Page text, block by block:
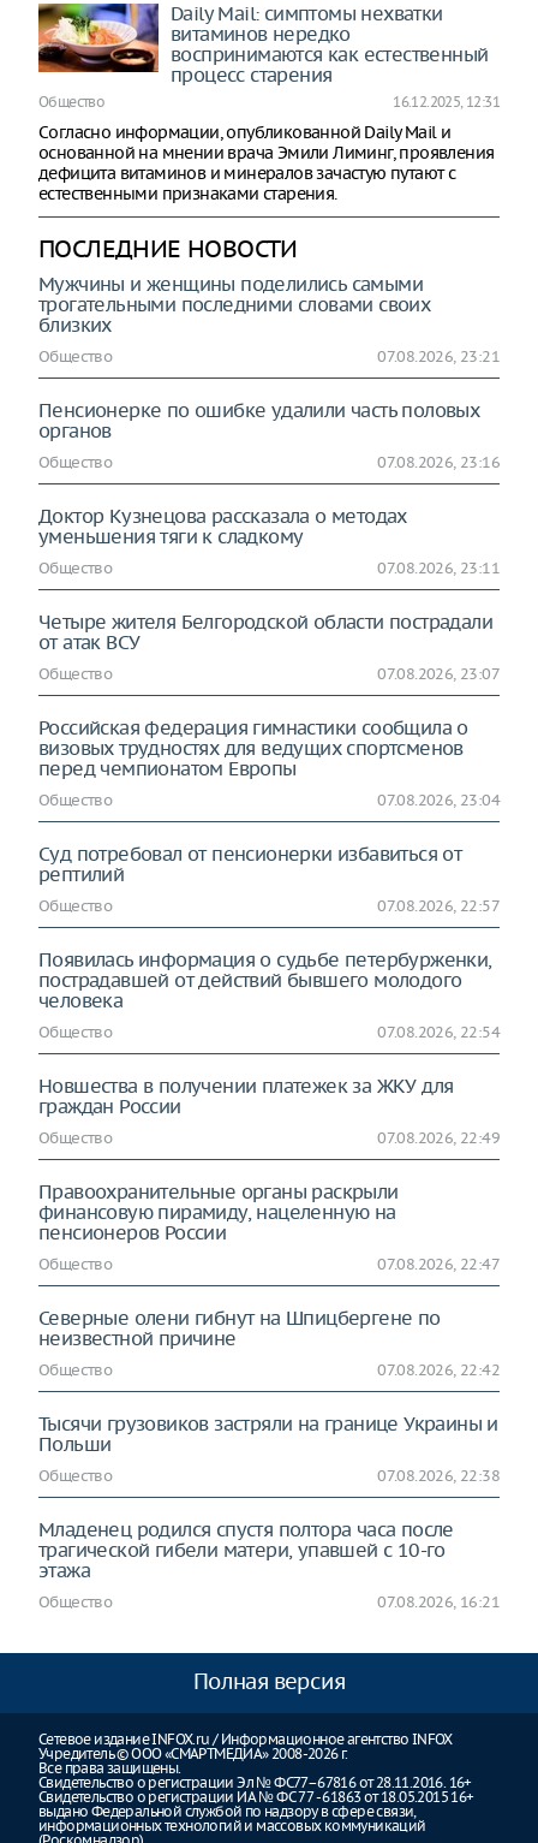
Daily Mail: симптомы нехватки
витаминов нередко
воспринимаются как естественный
процесс старения
Общество 16.12.2025, 12:31
Согласно информации, опубликованной Daily Mail и
основанной на мнении врача Эмили Лиминг, проявления
дефицита витаминов и минералов зачастую путают с
естественными признаками старения.
ПОСЛЕДНИЕ НОВОСТИ
Мужчины и женщины поделились самыми
трогательными последними словами своих
близких
Общество 07.08.2026, 23:21
Пенсионерке по ошибке удалили часть половых
органов
Общество 07.08.2026, 23:16
Доктор Кузнецова рассказала о методах
уменьшения тяги к сладкому
Общество 07.08.2026, 23:11
Четыре жителя Белгородской области пострадали
от атак ВСУ
Общество 07.08.2026, 23:07
Российская федерация гимнастики сообщила о
визовых трудностях для ведущих спортсменов
перед чемпионатом Европы
Общество 07.08.2026, 23:04
Суд потребовал от пенсионерки избавиться от
рептилий
Общество 07.08.2026, 22:57
Появилась информация о судьбе петербурженки,
пострадавшей от действий бывшего молодого
человека
Общество 07.08.2026, 22:54
Новшества в получении платежек за ЖКУ для
граждан России
Общество 07.08.2026, 22:49
Правоохранительные органы раскрыли
финансовую пирамиду, нацеленную на
пенсионеров России
Общество 07.08.2026, 22:47
Северные олени гибнут на Шпицбергене по
неизвестной причине
Общество 07.08.2026, 22:42
Тысячи грузовиков застряли на границе Украины и
Польши
Общество 07.08.2026, 22:38
Младенец родился спустя полтора часа после
трагической гибели матери, упавшей с 10-го
этажа
Общество 07.08.2026, 16:21
Полная версия
Сетевое издание INFOX.ru / Информационное агентство INFOX
Учредитель © ООО «СМАРТМЕДИА» 2008-2026 г.
Все права защищены.
Свидетельство о регистрации Эл № ФС77–67816 от 28.11.2016. 16+
Свидетельство о регистрации ИА № ФС 77 - 61863 от 18.05.2015 16+
выдано Федеральной службой по надзору в сфере связи,
информационных технологий и массовых коммуникаций